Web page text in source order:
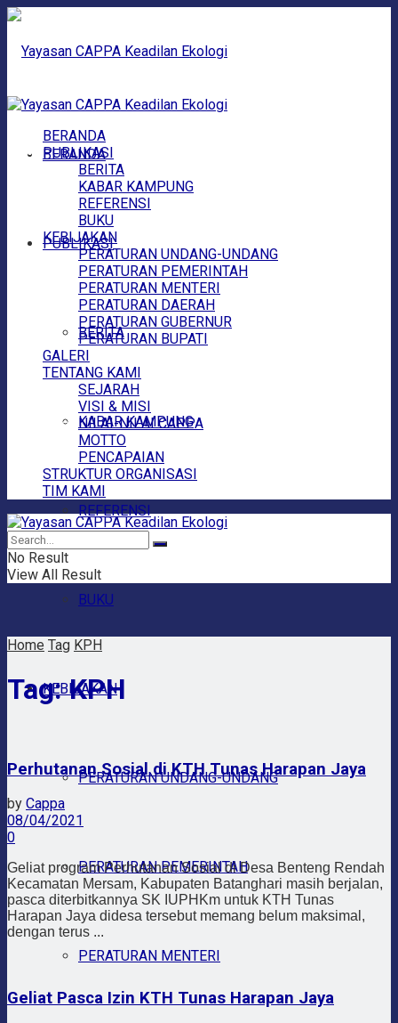
BERANDA
PUBLIKASI
BERITA
KABAR KAMPUNG
REFERENSI
BUKU
KEBIJAKAN
PERATURAN UNDANG-UNDANG
PERATURAN PEMERINTAH
PERATURAN MENTERI
BERANDA
PUBLIKASI
BERITA
KABAR KAMPUNG
REFERENSI
BUKU
KEBIJAKAN
PERATURAN UNDANG-UNDANG
PERATURAN PEMERINTAH
PERATURAN MENTERI
PERATURAN DAERAH
PERATURAN GUBERNUR
PERATURAN BUPATI
GALERI
TENTANG KAMI
SEJARAH
VISI & MISI
NILAI-NILAI CAPPA
MOTTO
PENCAPAIAN
STRUKTUR ORGANISASI
TIM KAMI
No Result
View All Result
Home Tag KPH
Tag:KPH
Perhutanan Sosial di KTH Tunas Harapan Jaya
by Cappa
08/04/2021
0
Geliat program Perhutanan Sosial di Desa Benteng Rendah
Kecamatan Mersam, Kabupaten Batanghari masih berjalan,
pasca diterbitkannya SK IUPHKm untuk KTH Tunas
Harapan Jaya didesa tersebut memang belum maksimal,
dengan terus ...
Geliat Pasca Izin KTH Tunas Harapan Jaya